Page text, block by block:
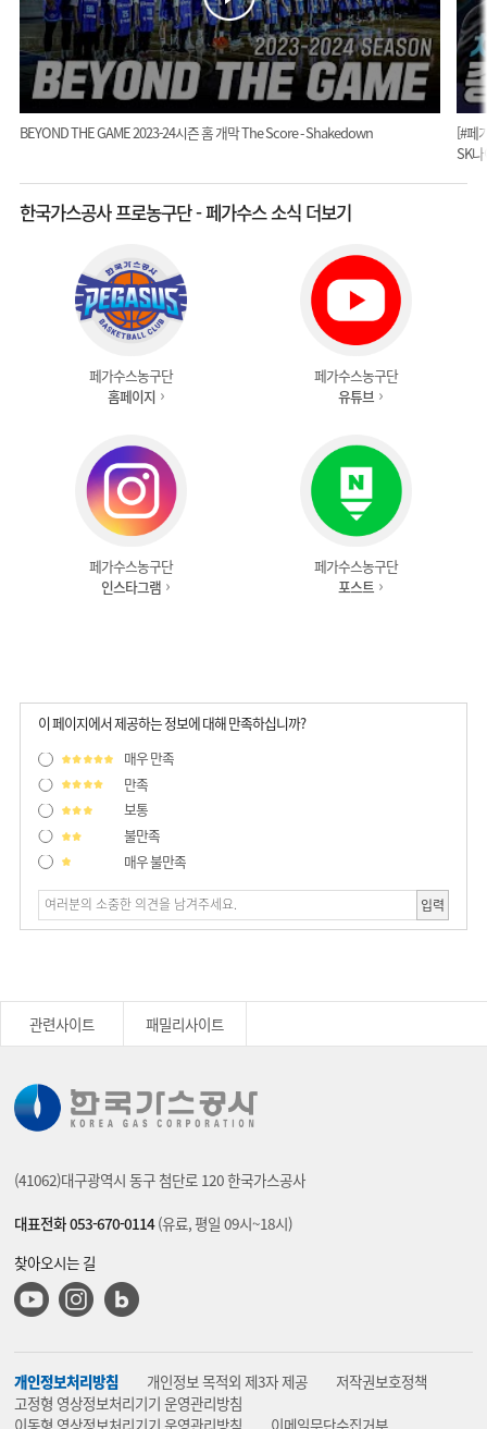
BEYOND THE GAME 2023-24시즌 홈 개막 The Score - Shakedown
[#페
SK
한국가스공사 프로농구단 - 페가수스 소식 더보기
페가수스농구단
홈페이지
페가수스농구단
유튜브
페가수스농구단
인스타그램
페가수스농구단
포스트
이 페이지에서 제공하는 정보에 대해 만족하십니까?
매우 만족
만족
보통
불만족
매우 불만족
입력
관련사이트 패밀리사이트
(41062)대구광역시 동구 첨단로 120 한국가스공사
대표전화 053-670-0114(유료, 평일 09시~18시)
찾아오시는 길
유튜브인스타그램블로그
개인정보처리방침 개인정보 목적외 제3자 제공
저작권보호정책
고정형 영상정보처리기기 운영관리방침
이동형 영상정보처리기기 운영관리방침
이메일무단수집거부